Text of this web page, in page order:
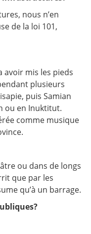
nous n’en
de la loi 101,
avoir mis les pieds
plusieurs
puis Samian
ou en Inuktitut.
comme musique
ou dans de longs
que par les
qu’à un barrage.